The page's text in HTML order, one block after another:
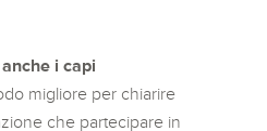
i capi
migliore per chiarire
che partecipare in